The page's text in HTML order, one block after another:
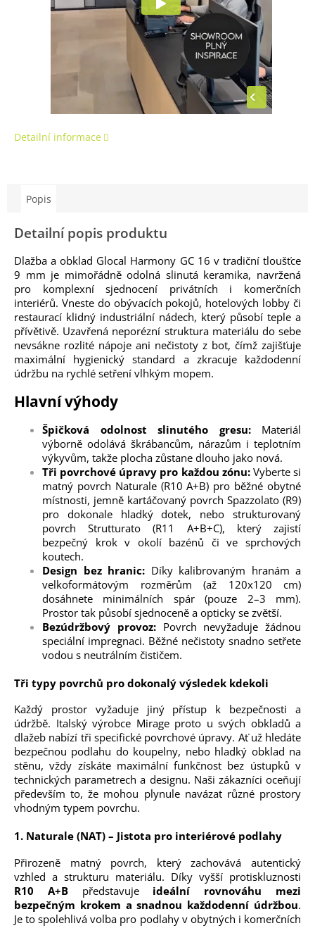
Detailní informace
Popis
Detailní popis produktu
Dlažba a obklad Glocal Harmony GC 16 v tradiční tloušťce
9 mm je mimořádně odolná slinutá keramika, navržená
pro komplexní sjednocení privátních i komerčních
interiérů. Vneste do obývacích pokojů, hotelových lobby či
restaurací klidný industriální nádech, který působí teple a
přívětivě. Uzavřená neporézní struktura materiálu do sebe
nevsákne rozlité nápoje ani nečistoty z bot, čímž zajišťuje
maximální hygienický standard a zkracuje každodenní
údržbu na rychlé setření vlhkým mopem.
Hlavní výhody
Špičková odolnost slinutého gresu:Materiál
výborně odolává škrábancům, nárazům i teplotním
výkyvům, takže plocha zůstane dlouho jako nová.
Tři povrchové úpravy pro každou zónu:Vyberte si
matný povrch Naturale (R10 A+B) pro běžné obytné
místnosti, jemně kartáčovaný povrch Spazzolato (R9)
pro dokonale hladký dotek, nebo strukturovaný
povrch Strutturato (R11 A+B+C), který zajistí
bezpečný krok v okolí bazénů či ve sprchových
koutech.
Design bez hranic: Díky kalibrovaným hranám a
velkoformátovým rozměrům (až 120x120 cm)
dosáhnete minimálních spár (pouze 2–3 mm).
Prostor tak působí sjednoceně a opticky se zvětší.
Bezúdržbový provoz:Povrch nevyžaduje žádnou
speciální impregnaci. Běžné nečistoty snadno setřete
vodou s neutrálním čističem.
Tři typy povrchů pro dokonalý výsledek kdekoli
Každý prostor vyžaduje jiný přístup k bezpečnosti a
údržbě. Italský výrobce Mirage proto u svých obkladů a
dlažeb nabízí tři specifické povrchové úpravy. Ať už hledáte
bezpečnou podlahu do koupelny, nebo hladký obklad na
stěnu, vždy získáte maximální funkčnost bez ústupků v
technických parametrech a designu. Naši zákazníci oceňují
především to, že mohou plynule navázat různé prostory
vhodným typem povrchu.
1. Naturale (NAT) – Jistota pro interiérové podlahy
Přirozeně matný povrch, který zachovává autentický
vzhled a strukturu materiálu. Díky vyšší protiskluznosti
R10 A+Bpředstavuje ideální rovnováhu mezi
bezpečným krokem a snadnou každodenní údržbou.
Je to spolehlivá volba pro podlahy v obytných i komerčních